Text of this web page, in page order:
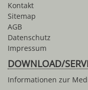
Kontakt
Sitemap
AGB
Datenschutz
Impressum
DOWNLOAD/
Informationen zur